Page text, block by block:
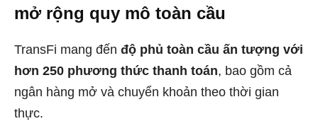
mở rộng quy mô toàn cầu
TransFi mang đến độ phủ toàn cầu ấn tượng với
hơn 250 phương thức thanh toán, bao gồm cả
ngân hàng mở và chuyển khoản theo thời gian
thực.